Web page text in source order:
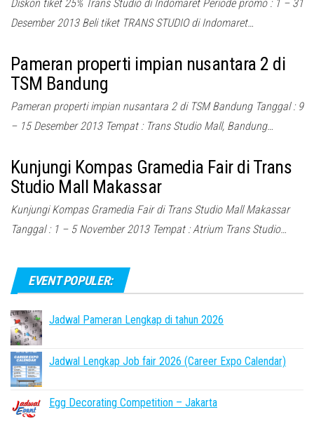
Diskon tiket 25% Trans Studio di Indomaret Periode promo : 1 – 31
Desember 2013 Beli tiket TRANS STUDIO di Indomaret…
Pameran properti impian nusantara 2 di
TSM Bandung
Pameran properti impian nusantara 2 di TSM Bandung Tanggal : 9
– 15 Desember 2013 Tempat : Trans Studio Mall, Bandung…
Kunjungi Kompas Gramedia Fair di Trans
Studio Mall Makassar
Kunjungi Kompas Gramedia Fair di Trans Studio Mall Makassar
Tanggal : 1 – 5 November 2013 Tempat : Atrium Trans Studio…
EVENT POPULER:
Jadwal Pameran Lengkap di tahun 2026
Jadwal Lengkap Job fair 2026 (Career Expo Calendar)
Egg Decorating Competition – Jakarta